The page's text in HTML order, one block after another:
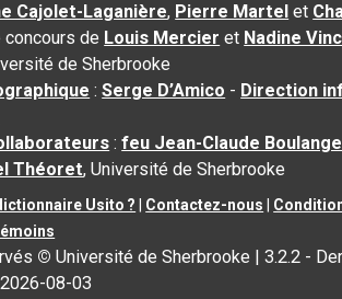
Cajolet-Laganière, Pierre Martel et
concours de Louis Mercier et Nadine
de Sherbrooke
:Serge D’Amico - Direction
:feu Jean-Claude
Théoret, Université de Sherbrooke
Usito ? Contactez-nous
© Université de Sherbrooke |3.2.2 -
2026-08-03